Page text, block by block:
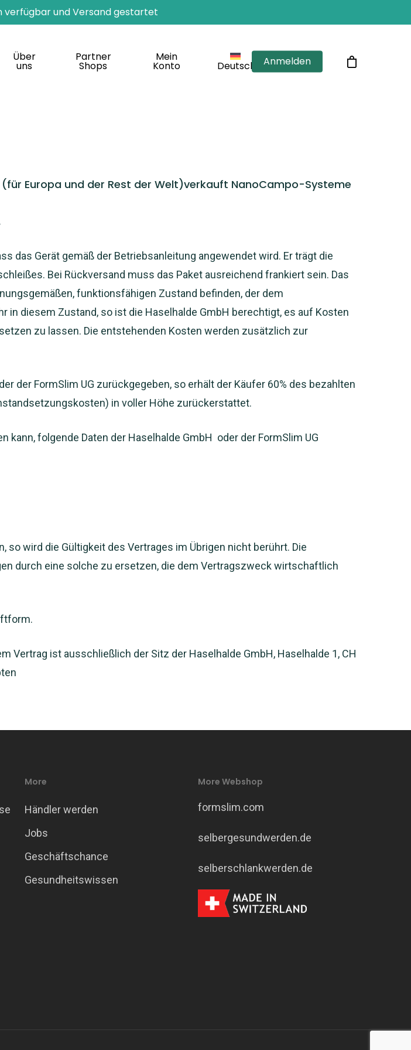
verfügbar und Versand gestartet
Über
uns
Partner
Shops
Mein
Konto Deutsch Anmelden
Europa und der Rest der Welt)verkauft NanoCampo-Systeme
das Gerät gemäß der Betriebsanleitung angewendet wird. Er trägt die
Bei Rückversand muss das Paket ausreichend frankiert sein. Das
funktionsfähigen Zustand befinden, der dem
diesem Zustand, so ist die Haselhalde GmbH berechtigt, es auf Kosten
zu lassen. Die entstehenden Kosten werden zusätzlich zur
der FormSlim UG zurückgegeben, so erhält der Käufer 60% des bezahlten
in voller Höhe zurückerstattet.
folgende Daten der Haselhalde GmbH oder der FormSlim UG
wird die Gültigkeit des Vertrages im Übrigen nicht berührt. Die
durch eine solche zu ersetzen, die dem Vertragszweck wirtschaftlich
ist ausschließlich der Sitz der Haselhalde GmbH, Haselhalde 1, CH
More
Händler werden
Jobs
Geschäftschance
Gesundheitswissen
More Webshop
formslim.com
selbergesundwerden.de
selberschlankwerden.de